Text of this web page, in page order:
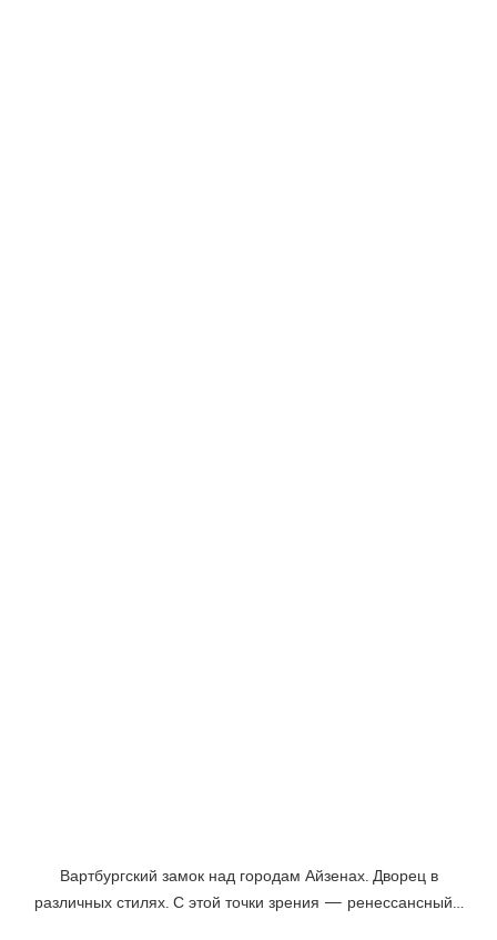
Вартбургский замок над городам Айзенах. Дворец в
различных стилях. С этой точки зрения — ренессансный…